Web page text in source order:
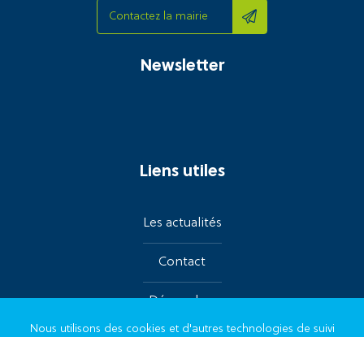
Contactez la mairie
Newsletter
Liens utiles
Les actualités
Contact
Démarches
Nous utilisons des cookies et d'autres technologies de suivi